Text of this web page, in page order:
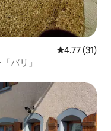
レビュー31
4.77 (31)
バリ」